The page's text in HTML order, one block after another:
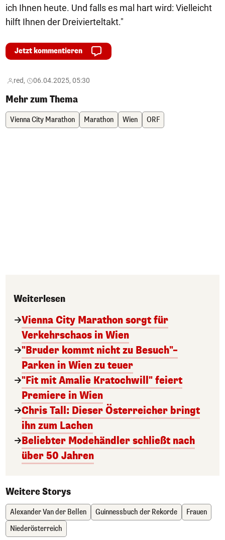
ich Ihnen heute. Und falls es mal hart wird: Vielleicht
hilft Ihnen der Dreivierteltakt."
Jetzt kommentieren
red, 06.04.2025, 05:30
Mehr zum Thema
Vienna City Marathon Marathon Wien ORF
Weiterlesen
Vienna City Marathon sorgt für
Verkehrschaos in Wien
"Bruder kommt nicht zu Besuch"–
Parken in Wien zu teuer
"Fit mit Amalie Kratochwill" feiert
Premiere in Wien
Chris Tall: Dieser Österreicher bringt
ihn zum Lachen
Beliebter Modehändler schließt nach
über 50 Jahren
Weitere Storys
Alexander Van der Bellen Guinnessbuch der Rekorde
Frauen
Niederösterreich